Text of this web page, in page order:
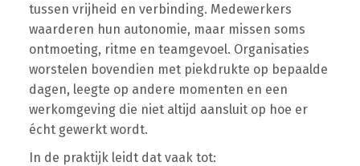
tussen vrijheid en verbinding. Medewerkers
waarderen hun autonomie, maar missen soms
ontmoeting, ritme en teamgevoel. Organisaties
worstelen bovendien met piekdrukte op bepaalde
dagen, leegte op andere momenten en een
werkomgeving die niet altijd aansluit op hoe er
écht gewerkt wordt.
In de praktijk leidt dat vaak tot: